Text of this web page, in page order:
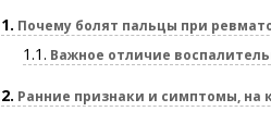
1 Почему болят пальцы при
1.1 Важное отличие
2 Ранние признаки и симптомы, на